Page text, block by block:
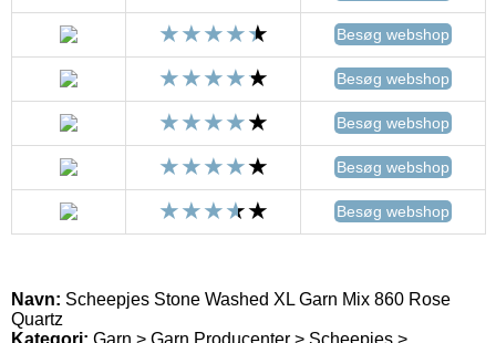
Besøg webshop
Besøg webshop
Besøg webshop
Besøg webshop
Besøg webshop
Navn: Scheepjes Stone Washed XL Garn Mix 860 Rose
Quartz
Kategori: Garn > Garn Producenter > Scheepjes >